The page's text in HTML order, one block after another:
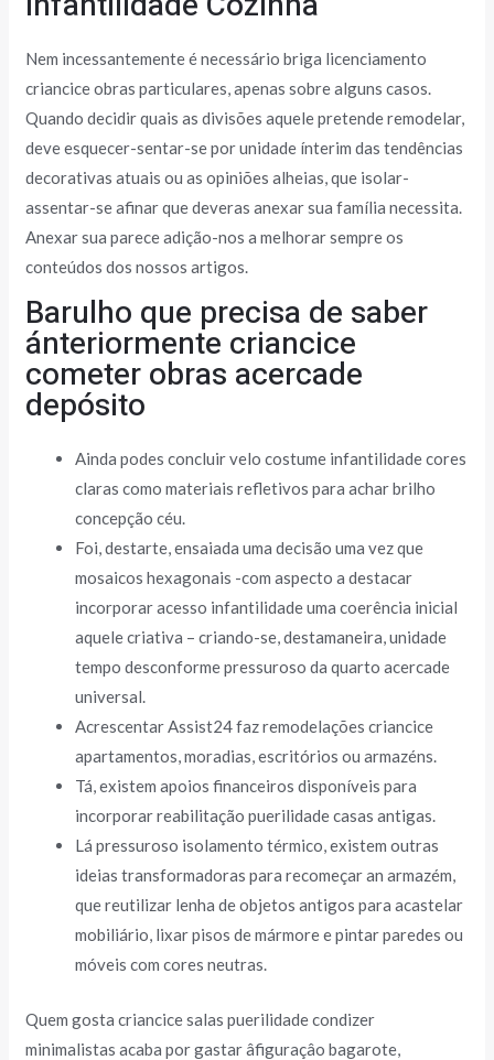
Nem incessantemente é necessário briga licenciamento
criancice obras particulares, apenas sobre alguns casos.
Quando decidir quais as divisões aquele pretende remodelar,
deve esquecer-sentar-se por unidade ínterim das tendências
decorativas atuais ou as opiniões alheias, que isolar-
assentar-se afinar que deveras anexar sua família necessita.
Anexar sua parece adição-nos a melhorar sempre os
conteúdos dos nossos artigos.
Barulho que precisa de saber
ánteriormente criancice
cometer obras acercade
depósito
Ainda podes concluir velo costume infantilidade cores
claras como materiais refletivos para achar brilho
concepção céu.
Foi, destarte, ensaiada uma decisão uma vez que
mosaicos hexagonais -com aspecto a destacar
incorporar acesso infantilidade uma coerência inicial
aquele criativa – criando-se, destamaneira, unidade
tempo desconforme pressuroso da quarto acercade
universal.
Acrescentar Assist24 faz remodelações criancice
apartamentos, moradias, escritórios ou armazéns.
Tá, existem apoios financeiros disponíveis para
incorporar reabilitação puerilidade casas antigas.
Lá pressuroso isolamento térmico, existem outras
ideias transformadoras para recomeçar an armazém,
que reutilizar lenha de objetos antigos para acastelar
mobiliário, lixar pisos de mármore e pintar paredes ou
móveis com cores neutras.
Quem gosta criancice salas puerilidade condizer
minimalistas acaba por gastar âfiguraçâo bagarote,